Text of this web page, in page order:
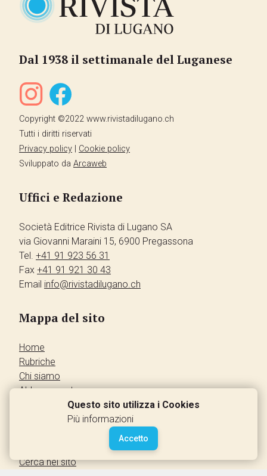
Dal 1938 il settimanale del Luganese
Copyright ©2022 www.rivistadilugano.ch
Tutti i diritti riservati
Privacy policy
Cookie policy
Sviluppato da Arcaweb
Uffici e Redazione
Società Editrice Rivista di Lugano SA
via Giovanni Maraini 15, 6900 Pregassona
Tel. +41 91 923 56 31
Fax +41 91 921 30 43
Email info@rivistadilugano.ch
Mappa del sito
Home
Rubriche
Chi siamo
Abbonamento
Annunci dei lettori
Cerca nel sito
Questo sito utilizza i Cookies
Più informazioni
Accetto